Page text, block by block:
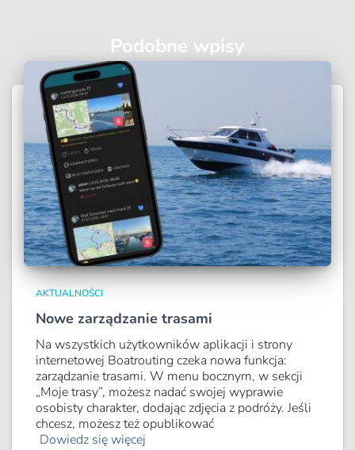
Podobne wpisy
AKTUALNOŚCI
Nowe zarządzanie trasami
Na wszystkich użytkowników aplikacji i strony
internetowej Boatrouting czeka nowa funkcja:
zarządzanie trasami. W menu bocznym, w sekcji
„Moje trasy”, możesz nadać swojej wyprawie
osobisty charakter, dodając zdjęcia z podróży. Jeśli
chcesz, możesz też opublikować
Dowiedz się więcej